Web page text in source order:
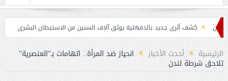
أثرى جديد بالدقهلية يوثق آلاف السنين من الاستيطان البشرى اتحاد الكرة يطلب
الرئيسية أحدث الأخبار انحياز ضد المرأة.. اتهامات بـ”العنصرية”
تلاحق شرطة لندن